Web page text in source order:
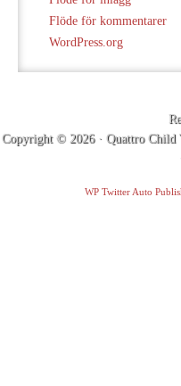
Flöde för kommentarer
WordPress.org
Copyright © 2026 · Quattro Child
WP Twitter Auto